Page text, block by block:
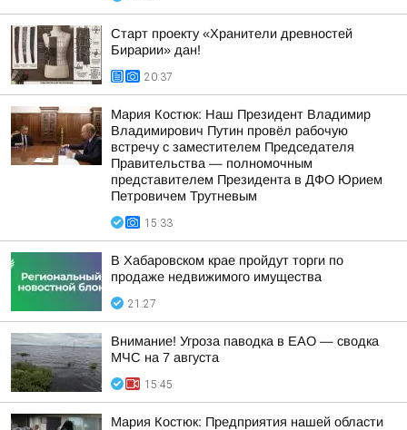
Старт проекту «Хранители древностей
Бирарии» дан!
20:37
Мария Костюк: Наш Президент Владимир
Владимирович Путин провёл рабочую
встречу с заместителем Председателя
Правительства — полномочным
представителем Президента в ДФО Юрием
Петровичем Трутневым
15:33
В Хабаровском крае пройдут торги по
продаже недвижимого имущества
21:27
Внимание! Угроза паводка в ЕАО — сводка
МЧС на 7 августа
15:45
Мария Костюк: Предприятия нашей области